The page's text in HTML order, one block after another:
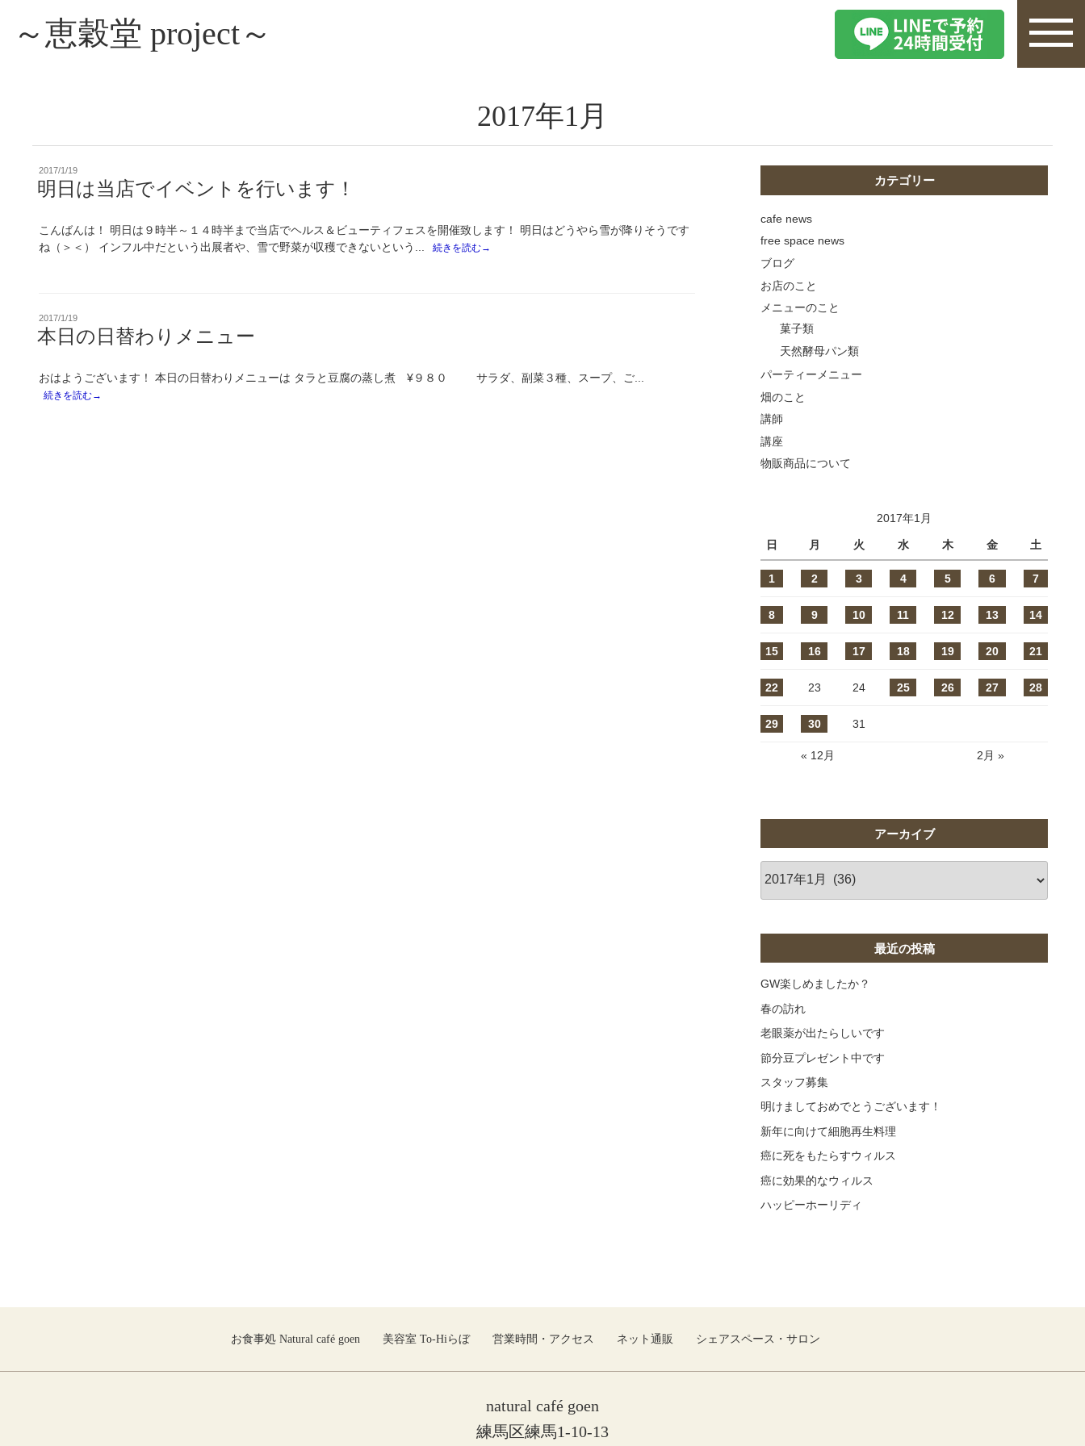
～恵穀堂 project～
2017年1月
投
稿
日:
2017/1/19
明日は当店でイベントを行います！
こんばんは！ 明日は９時半～１４時半まで当店でヘルス＆ビューティフェスを開催致します！ 明日はどうやら雪が降りそうです
ね（＞＜） インフル中だという出展者や、雪で野菜が収穫できないという...
続きを読む→
投
稿
日:
2017/1/19
本日の日替わりメニュー
おはようございます！ 本日の日替わりメニューは タラと豆腐の蒸し煮 ¥９８０ サラダ、副菜３種、スープ、ご...
続きを読む→
カテゴリー
cafe news
free space news
ブログ
お店のこと
メニューのこと
菓子類
天然酵母パン類
パーティーメニュー
畑のこと
講師
講座
物販商品について
2017年1月
日 月 火 水 木 金 土
1 2 3 4 5 6 7
8 9 10 11 12 13 14
15 16 17 18 19 20 21
22 23 24 25 26 27 28
29 30 31
« 12月 2月 »
アーカイブ
ー
最近の投稿
GW楽しめましたか？
春の訪れ
老眼薬が出たらしいです
節分豆プレゼント中です
スタッフ募集
明けましておめでとうございます！
新年に向けて細胞再生料理
癌に死をもたらすウィルス
癌に効果的なウィルス
ハッピーホーリディ
お食事処 Natural café goen 美容室 To-Hiらぼ 営業時間・アクセス ネット通販 シェアスペース・サロン
natural café goen
練馬区練馬1-10-13